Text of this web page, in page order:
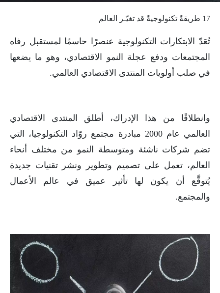
17 طريقةً تكنولوجيةً قد تغيّـر العالم
تُعَدّ الابتكارات التكنولوجية عنصرًا حاسمًا لمستقبل رفاه
المجتمعات ودفع عجلة النمو الاقتصادي، وهو ما يضعها
في صلب أولويات المنتدى الاقتصادي العالمي.
وانطلاقًا من هذا الإدراك، أطلق المنتدى الاقتصادي
العالمي عام 2000 مبادرة مجتمع روّاد التكنولوجيا، التي
تضم شركات ناشئة ومتوسطة النمو من مختلف أنحاء
العالم، تعمل على تصميم وتطوير ونشر تقنيات جديدة
يُتوقَّع أن يكون لها تأثير عميق في عالم الأعمال
والمجتمع.